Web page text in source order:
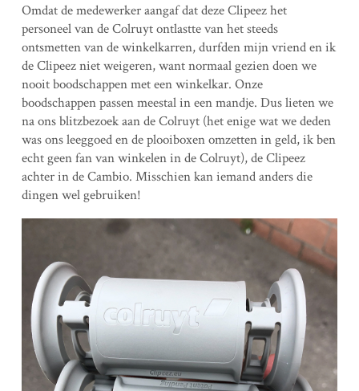
Omdat de medewerker aangaf dat deze Clipeez het
personeel van de Colruyt ontlastte van het steeds
ontsmetten van de winkelkarren, durfden mijn vriend en ik
de Clipeez niet weigeren, want normaal gezien doen we
nooit boodschappen met een winkelkar. Onze
boodschappen passen meestal in een mandje. Dus lieten we
na ons blitzbezoek aan de Colruyt (het enige wat we deden
was ons leeggoed en de plooiboxen omzetten in geld, ik ben
echt geen fan van winkelen in de Colruyt), de Clipeez
achter in de Cambio. Misschien kan iemand anders die
dingen wel gebruiken!